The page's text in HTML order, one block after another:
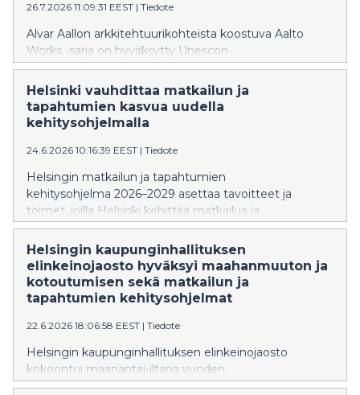
26.7.2026 11:09:31 EEST | Tiedote
Alvar Aallon arkkitehtuurikohteista koostuva Aalto
Works -sarja on hyväksytty Unescon
maailmanperintöluetteloon. Yhteensä 13 kohteesta
viisi sijaitsee Helsingissä. Finlandia-talon, Alvar Aallon
kotitalon ja ateljeen, Kulttuuritalon sekä
Kansaneläkelaitoksen päätoimitalon
kiinnostavana muotoilu- ja arkkitehtuurikaupunkina.
Helsinki vauhdittaa matkailun ja
tapahtumien kasvua uudella
kehitysohjelmalla
24.6.2026 10:16:39 EEST | Tiedote
Helsingin matkailun ja tapahtumien
kehitysohjelma 2026–2029 asettaa tavoitteet ja
toimet, joilla Helsinki kehittää matkailua ja
tapahtumallisuutta seuraavat vuodet. Tavoitteena on
vauhdittaa matkailun ja tapahtumien ympärivuotista
kasvua, kasvattaa Helsingin kansainvälistä
houkuttelevuutta onnellisuuden teemoilla sekä
varmistaa, että kaupunki on kasvua tukeva
Helsingin kaupunginhallituksen
elinkeinojaosto hyväksyi maahanmuuton ja
kotoutumisen sekä matkailun ja
tapahtumien kehitysohjelmat
22.6.2026 18:06:58 EEST | Tiedote
Helsingin kaupunginhallituksen elinkeinojaosto
kokoontui maanantai-iltana vuoden
2026 viidenteen kokoukseensa. Kokouksessa